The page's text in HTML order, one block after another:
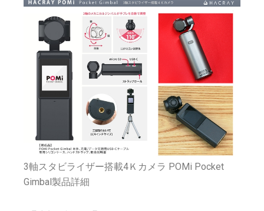
3軸スタビライザー搭載4Ｋカメラ POMi Pocket
Gimbal製品詳細